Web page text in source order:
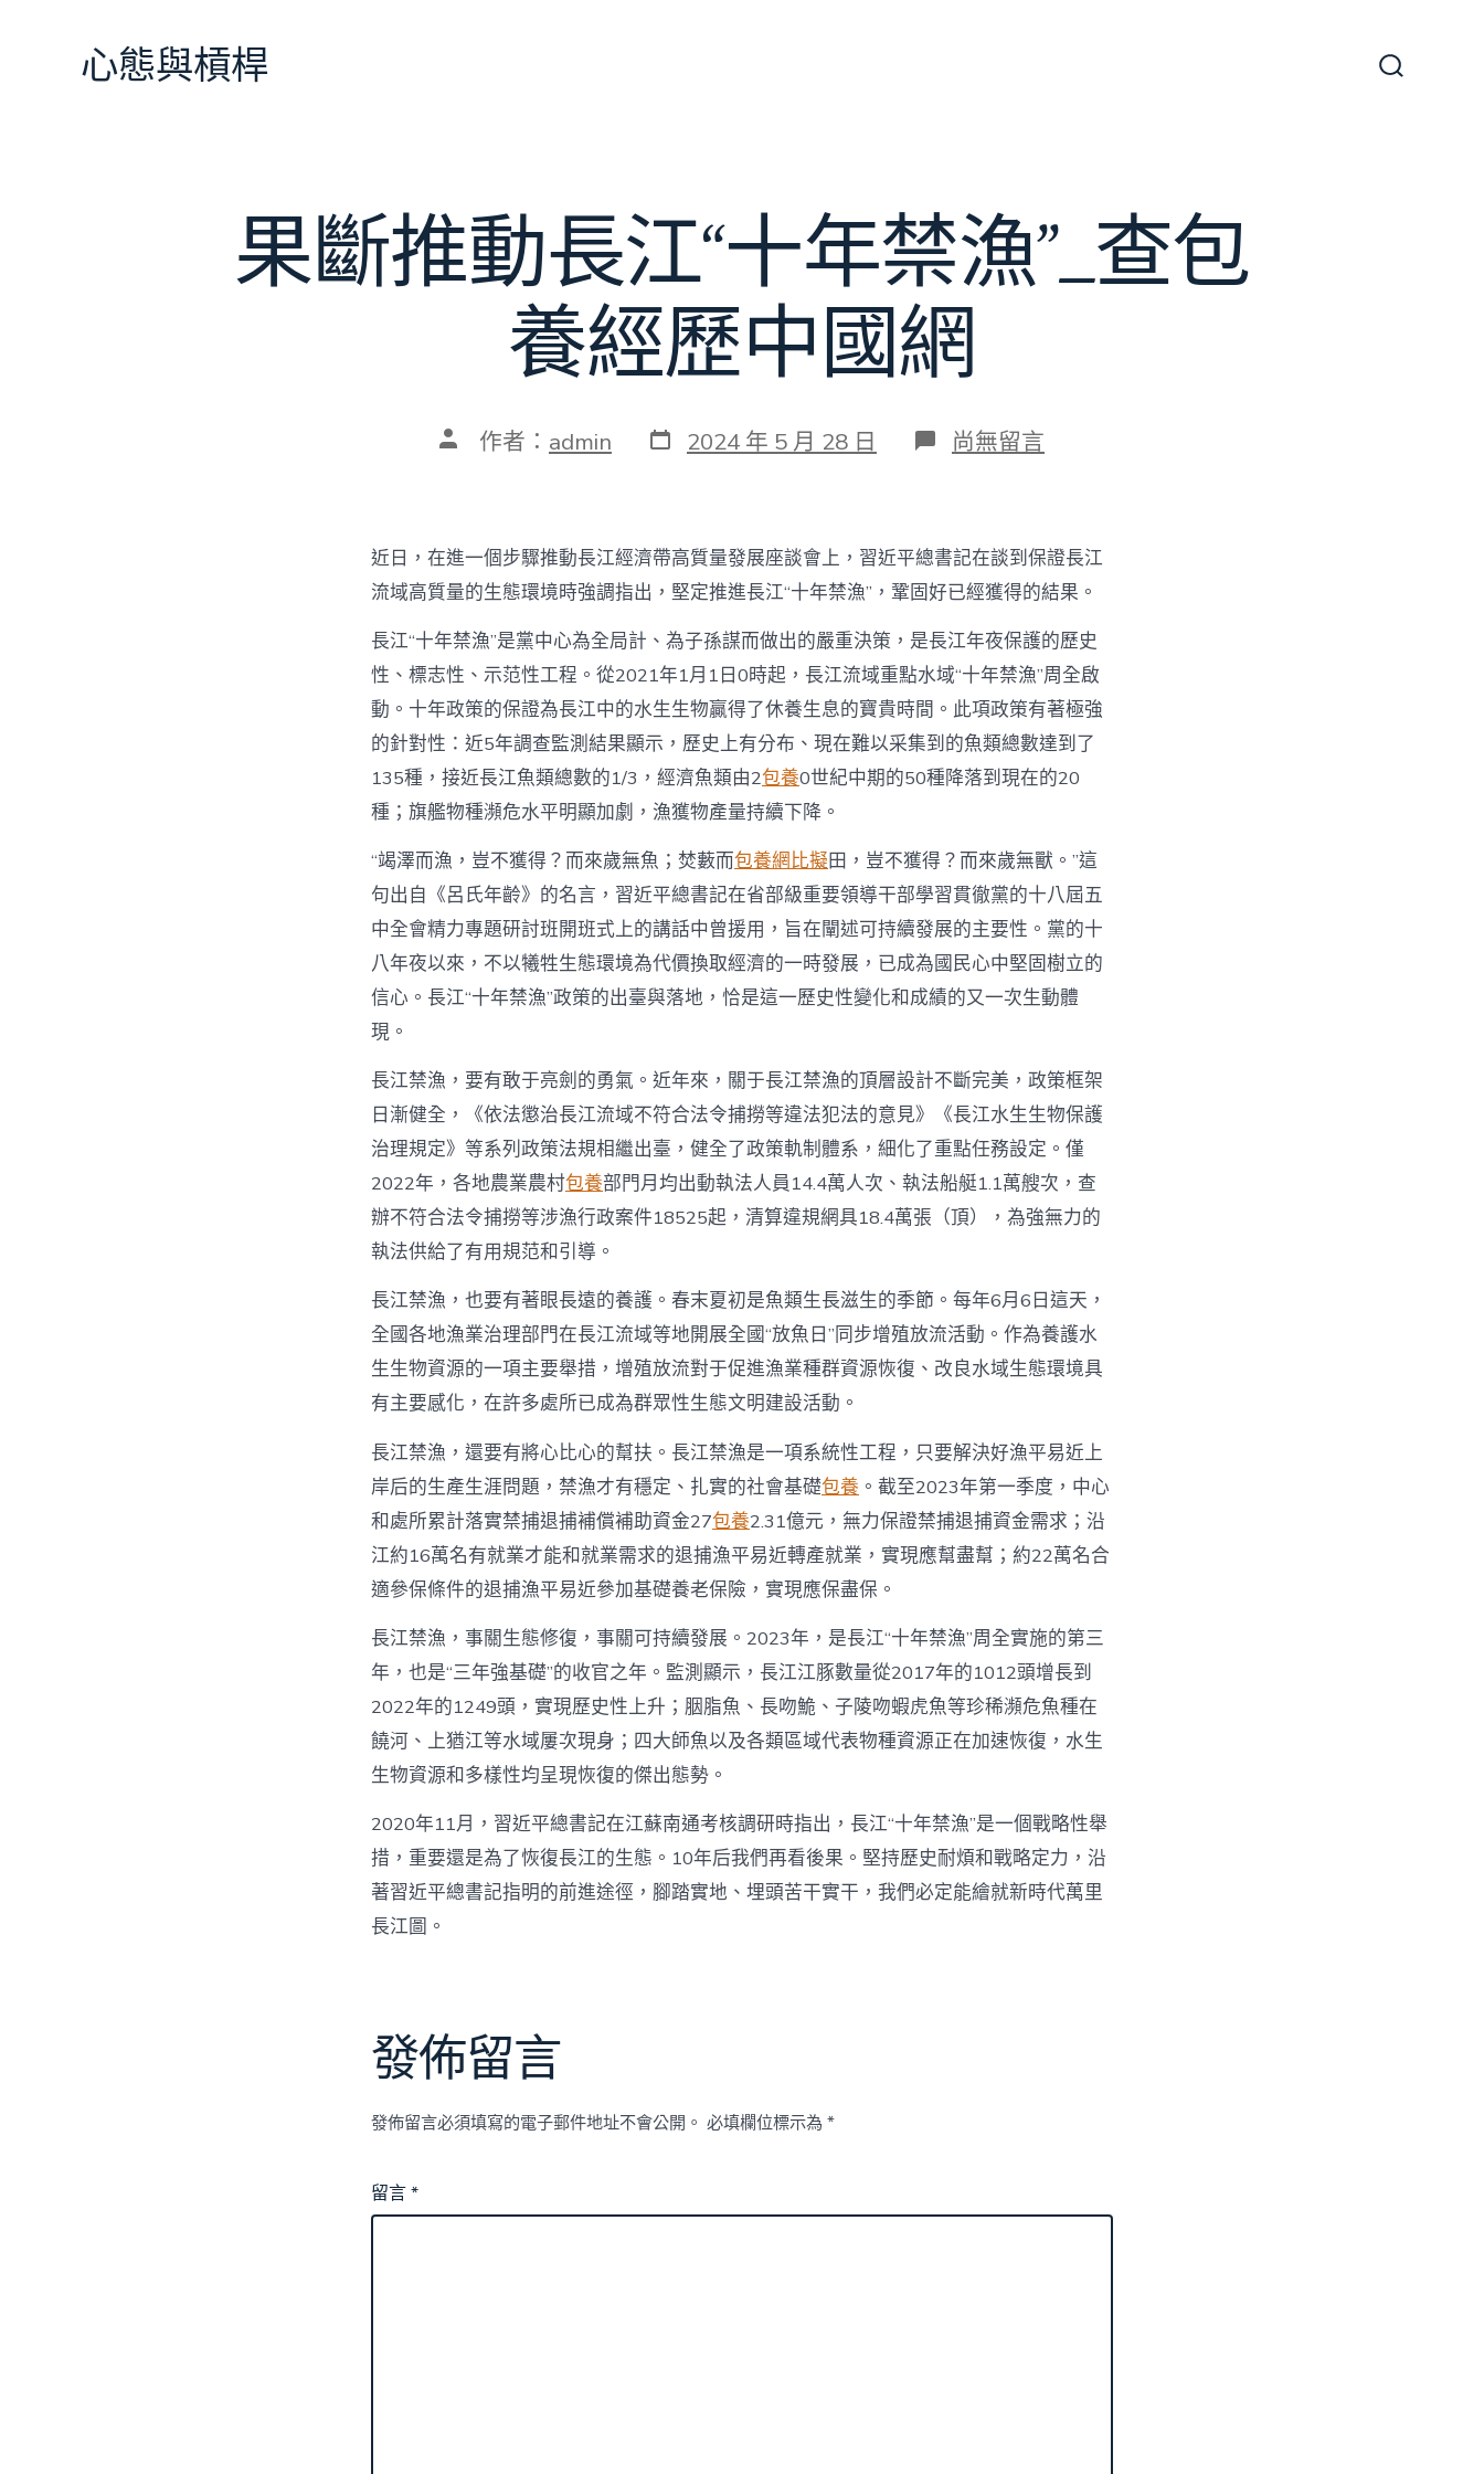
心態與槓桿
果斷推動長江“十年禁漁”_查包
養經歷中國網
文 作者： admin 發
表
2024 年 5 月 28 日 在
〈果
長
江
“十
禁
漁”
_
查
包
養
經
歷
網〉
中
尚無留言
近日，在進一個步驟推動長江經濟帶高質量發展座談會上，習近平總書記在談到保證長江
流域高質量的生態環境時強調指出，堅定推進長江“十年禁漁”，鞏固好已經獲得的結果。
長江“十年禁漁”是黨中心為全局計、為子孫謀而做出的嚴重決策，是長江年夜保護的歷史
性、標志性、示范性工程。從2021年1月1日0時起，長江流域重點水域“十年禁漁”周全啟
動。十年政策的保證為長江中的水生生物贏得了休養生息的寶貴時間。此項政策有著極強
的針對性：近5年調查監測結果顯示，歷史上有分布、現在難以采集到的魚類總數達到了
135種，接近長江魚類總數的1/3，經濟魚類由2包養0世紀中期的50種降落到現在的20
種；旗艦物種瀕危水平明顯加劇，漁獲物產量持續下降。
“竭澤而漁，豈不獲得？而來歲無魚；焚藪而包養網比擬田，豈不獲得？而來歲無獸。”這
句出自《呂氏年齡》的名言，習近平總書記在省部級重要領導干部學習貫徹黨的十八屆五
中全會精力專題研討班開班式上的講話中曾援用，旨在闡述可持續發展的主要性。黨的十
八年夜以來，不以犧牲生態環境為代價換取經濟的一時發展，已成為國民心中堅固樹立的
信心。長江“十年禁漁”政策的出臺與落地，恰是這一歷史性變化和成績的又一次生動體
現。
長江禁漁，要有敢于亮劍的勇氣。近年來，關于長江禁漁的頂層設計不斷完美，政策框架
日漸健全，《依法懲治長江流域不符合法令捕撈等違法犯法的意見》《長江水生生物保護
治理規定》等系列政策法規相繼出臺，健全了政策軌制體系，細化了重點任務設定。僅
2022年，各地農業農村包養部門月均出動執法人員14.4萬人次、執法船艇1.1萬艘次，查
辦不符合法令捕撈等涉漁行政案件18525起，清算違規網具18.4萬張（頂），為強無力的
執法供給了有用規范和引導。
長江禁漁，也要有著眼長遠的養護。春末夏初是魚類生長滋生的季節。每年6月6日這天，
全國各地漁業治理部門在長江流域等地開展全國“放魚日”同步增殖放流活動。作為養護水
生生物資源的一項主要舉措，增殖放流對于促進漁業種群資源恢復、改良水域生態環境具
有主要感化，在許多處所已成為群眾性生態文明建設活動。
長江禁漁，還要有將心比心的幫扶。長江禁漁是一項系統性工程，只要解決好漁平易近上
岸后的生產生涯問題，禁漁才有穩定、扎實的社會基礎包養 。截至2023年第一季度，中心
和處所累計落實禁捕退捕補償補助資金27包養2.31億元，無力保證禁捕退捕資金需求；沿
江約16萬名有就業才能和就業需求的退捕漁平易近轉產就業，實現應幫盡幫；約22萬名合
適參保條件的退捕漁平易近參加基礎養老保險，實現應保盡保。
長江禁漁，事關生態修復，事關可持續發展。2023年，是長江“十年禁漁”周全實施的第三
年，也是“三年強基礎”的收官之年。監測顯示，長江江豚數量從2017年的1012頭增長到
2022年的1249頭，實現歷史性上升；胭脂魚、長吻鮠、子陵吻蝦虎魚等珍稀瀕危魚種在
饒河、上猶江等水域屢次現身；四大師魚以及各類區域代表物種資源正在加速恢復，水生
生物資源和多樣性均呈現恢復的傑出態勢。
2020年11月，習近平總書記在江蘇南通考核調研時指出，長江“十年禁漁”是一個戰略性舉
措，重要還是為了恢復長江的生態。10年后我們再看後果。堅持歷史耐煩和戰略定力，沿
著習近平總書記指明的前進途徑，腳踏實地、埋頭苦干實干，我們必定能繪就新時代萬里
長江圖。
發佈留言
發佈留言必須填寫的電子郵件地址不會公開。 必填欄位標示為 *
留言*